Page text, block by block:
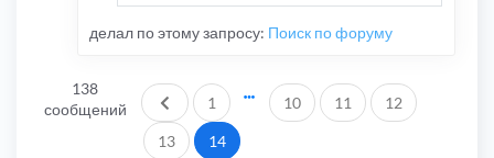
делал по этому запросу: Поиск по форуму
138
сообщений
Пред.
1 10 11 12
13 14